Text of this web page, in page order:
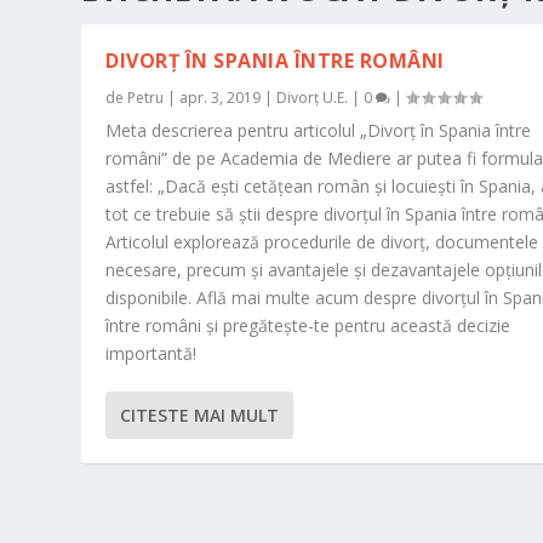
DIVORȚ ÎN SPANIA ÎNTRE ROMÂNI
de Petru | apr. 3, 2019 | Divorț U.E. | 0 |
Meta descrierea pentru articolul „Divorț în Spania între
români” de pe Academia de Mediere ar putea fi
astfel: „Dacă ești cetățean român și locuiești în Spania,
tot ce trebuie să știi despre divorțul în Spania între
Articolul explorează procedurile de divorț, documentele
necesare, precum și avantajele și dezavantajele
disponibile. Află mai multe acum despre divorțul în
între români și pregătește-te pentru această decizie
importantă!
CITESTE MAI MULT